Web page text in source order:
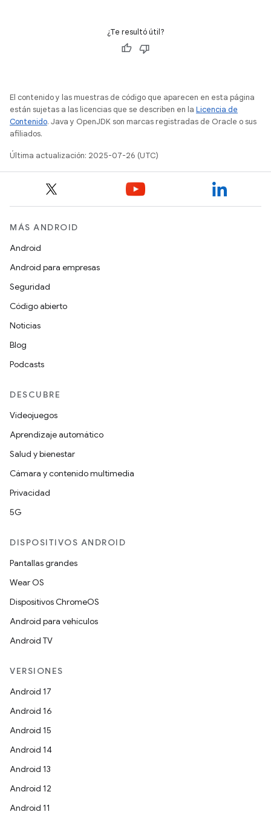
¿Te resultó útil?
El contenido y las muestras de código que aparecen en esta página
están sujetas a las licencias que se describen en la Licencia de
Contenido. Java y OpenJDK son marcas registradas de Oracle o sus
afiliados.
Última actualización: 2025-07-26 (UTC)
MÁS ANDROID
Android
Android para empresas
Seguridad
Código abierto
Noticias
Blog
Podcasts
DESCUBRE
Videojuegos
Aprendizaje automático
Salud y bienestar
Cámara y contenido multimedia
Privacidad
5G
DISPOSITIVOS ANDROID
Pantallas grandes
Wear OS
Dispositivos ChromeOS
Android para vehículos
Android TV
VERSIONES
Android 17
Android 16
Android 15
Android 14
Android 13
Android 12
Android 11